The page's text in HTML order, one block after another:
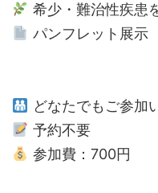
希少・難治性疾患
パンフレット展
どなたでもご参加
予約不要
参加費：700円